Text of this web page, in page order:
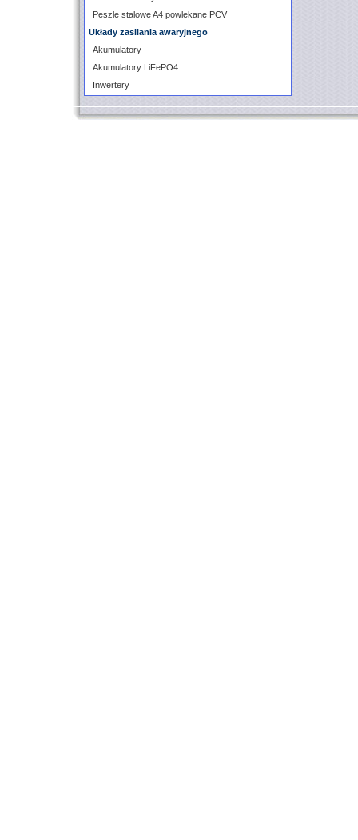
Peszle stalowe A4 powlekane PCV
Układy zasilania awaryjnego
Akumulatory
Akumulatory LiFePO4
Inwertery